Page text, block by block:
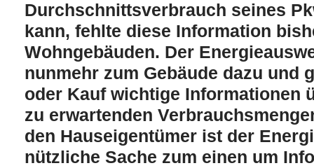
Durchschnittsverbrauch seines
kann, fehlte diese Information
Wohngebäuden. Der
nunmehr zum Gebäude dazu und
oder Kauf wichtige Informationen
zu erwartenden
den Hauseigentümer ist der
nützliche Sache zum einen um